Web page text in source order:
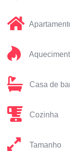
Casa de
Cozinha
Tamanho